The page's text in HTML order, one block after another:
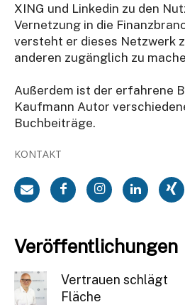
XING und Linkedin zu den
Vernetzung in die
versteht er dieses Netzwerk
anderen zugänglich zu
Außerdem ist der erfahrene
Kaufmann Autor
Buchbeiträge.
KONTAKT
Veröffentlichungen
Vertrauen schlägt
Fläche